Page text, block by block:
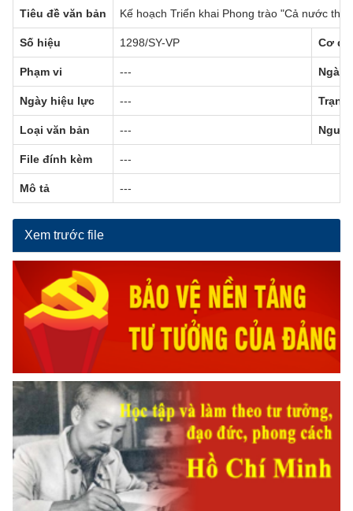
Tiêu đề văn bản
Kế hoạch Triển khai Phong trào "Cả nước thi
Số hiệu 1298/SY-VP Cơ
Phạm vi --- Ngày
Ngày hiệu lực --- Trạng
Loại văn bản ---
File đính kèm ---
Mô tả ---
Xem trước file